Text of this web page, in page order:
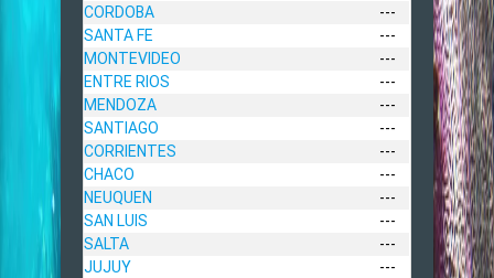
CORDOBA
---
SANTA FE
---
MONTEVIDEO
---
ENTRE RIOS
---
MENDOZA
---
SANTIAGO
---
CORRIENTES
---
CHACO
---
NEUQUEN
---
SAN LUIS
---
SALTA
---
JUJUY
---